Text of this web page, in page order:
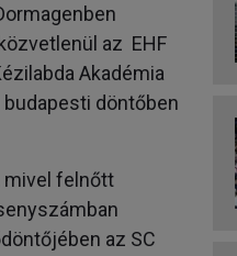
az EHF
Akadémia
döntőben
mivel felnőtt
az SC